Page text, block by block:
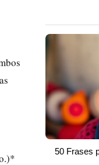
50 Frases